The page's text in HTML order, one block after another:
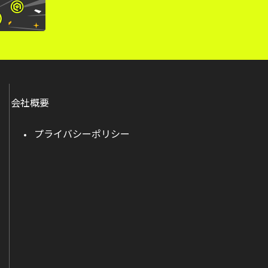
会社概要
プライバシーポリシー